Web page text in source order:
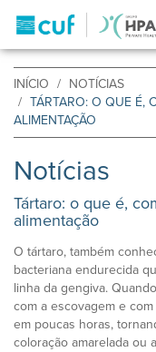
INÍCIO
NOTÍCIAS
TÁRTARO: O QUE É,
ALIMENTAÇÃO
Notícias
Tártaro: o que é,
alimentação
O tártaro, também
bacteriana endurecida
linha da gengiva.
com a escovagem e
em poucas horas,
coloração amarelada ou